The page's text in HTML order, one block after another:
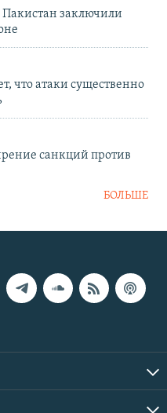
Пакистан заключили
что атаки существенно
санкций против
БОЛЬШЕ